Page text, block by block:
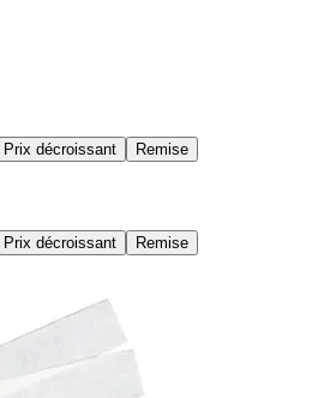
Prix décroissant Remise
Prix décroissant Remise